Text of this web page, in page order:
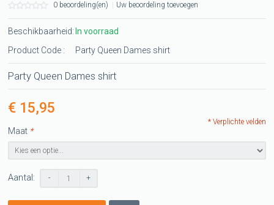
0 beoordeling(en) Uw beoordeling toevoegen
Beschikbaarheid: In voorraad
Product Code :
Party Queen Dames shirt
Party Queen Dames shirt
€ 15,95
*
Maat
* Verplichte velden
Aantal: - +